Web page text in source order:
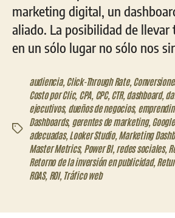
marketing digital, un
aliado. La posibilidad de llevar
en un sólo lugar no sólo nos
Etiquetas
audiencia, Click-Through Rate,
Costo por Clic, CPA, CPC, CTR, dashboard,
ejecutivos, dueños de negocios,
Dashboards, gerentes de marketing,
adecuadas, Looker Studio, Marketing
Master Metrics, Power BI, redes sociales,
Retorno de la inversión en publicidad,
ROAS, ROI, Tráfico web